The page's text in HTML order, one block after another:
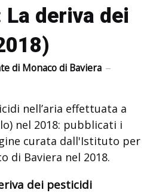
deriva dei
di Monaco di Baviera
nell’aria effettuata a
nel 2018: pubblicati i
curata dall'Istituto per
di Baviera nel 2018.
dei pesticidi